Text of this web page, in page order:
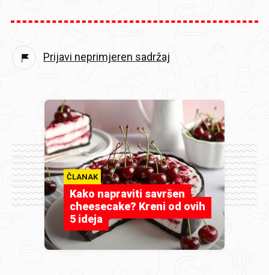
Prijavi neprimjeren sadržaj
ČLANAK
Kako napraviti savršen
cheesecake? Kreni od ovih
5 ideja